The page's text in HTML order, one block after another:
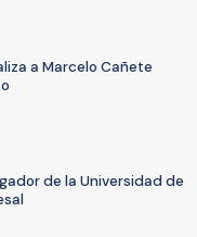
a Marcelo Cañete
de la Universidad de